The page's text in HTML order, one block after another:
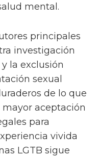
mental.
principales
investigación
la exclusión
sexual
de lo que
aceptación
para
vivida
LGTB sigue